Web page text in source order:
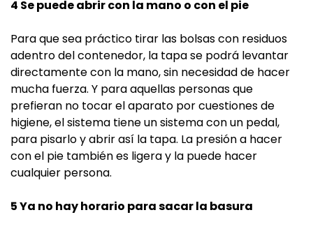
4 Se puede abrir con la mano o con el pie
Para que sea práctico tirar las bolsas con residuos
adentro del contenedor, la tapa se podrá levantar
directamente con la mano, sin necesidad de hacer
mucha fuerza. Y para aquellas personas que
prefieran no tocar el aparato por cuestiones de
higiene, el sistema tiene un sistema con un pedal,
para pisarlo y abrir así la tapa. La presión a hacer
con el pie también es ligera y la puede hacer
cualquier persona.
5 Ya no hay horario para sacar la basura